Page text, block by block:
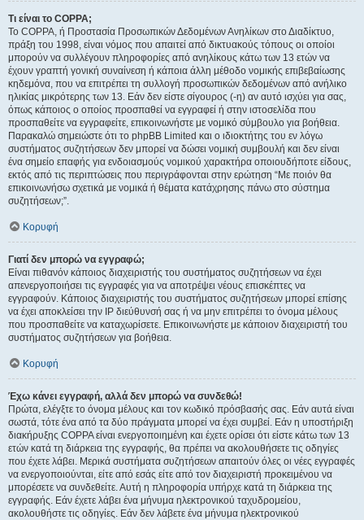
Τι είναι το COPPA;
Το COPPA, ή Προστασία Προσωπικών Δεδομένων Ανηλίκων στο Διαδίκτυο,
πράξη του 1998, είναι νόμος που απαιτεί από δικτυακούς τόπους οι οποίοι
μπορούν να συλλέγουν πληροφορίες από ανηλίκους κάτω των 13 ετών να
έχουν γραπτή γονική συναίνεση ή κάποια άλλη μέθοδο νομικής επιβεβαίωσης
κηδεμόνα, που να επιτρέπει τη συλλογή προσωπικών δεδομένων από ανήλικο
ηλικίας μικρότερης των 13. Εάν δεν είστε σίγουρος (-η) αν αυτό ισχύει για σας,
όπως κάποιος ο οποίος προσπαθεί να εγγραφεί ή στην ιστοσελίδα που
προσπαθείτε να εγγραφείτε, επικοινωνήστε με νομικό σύμβουλο για βοήθεια.
Παρακαλώ σημειώστε ότι το phpBB Limited και ο ιδιοκτήτης του εν λόγω
συστήματος συζητήσεων δεν μπορεί να δώσει νομική συμβουλή και δεν είναι
ένα σημείο επαφής για ενδοιασμούς νομικού χαρακτήρα οποιουδήποτε είδους,
εκτός από τις περιπτώσεις που περιγράφονται στην ερώτηση “Με ποιόν θα
επικοινωνήσω σχετικά με νομικά ή θέματα κατάχρησης πάνω στο σύστημα
συζητήσεων;”.
Κορυφή
Γιατί δεν μπορώ να εγγραφώ;
Είναι πιθανόν κάποιος διαχειριστής του συστήματος συζητήσεων να έχει
απενεργοποιήσει τις εγγραφές για να αποτρέψει νέους επισκέπτες να
εγγραφούν. Κάποιος διαχειριστής του συστήματος συζητήσεων μπορεί επίσης
να έχει αποκλείσει την IP διεύθυνσή σας ή να μην επιτρέπει το όνομα μέλους
που προσπαθείτε να καταχωρίσετε. Επικοινωνήστε με κάποιον διαχειριστή του
συστήματος συζητήσεων για βοήθεια.
Κορυφή
Έχω κάνει εγγραφή, αλλά δεν μπορώ να συνδεθώ!
Πρώτα, ελέγξτε το όνομα μέλους και τον κωδικό πρόσβασής σας. Εάν αυτά είναι
σωστά, τότε ένα από τα δύο πράγματα μπορεί να έχει συμβεί. Εάν η υποστήριξη
διακήρυξης COPPA είναι ενεργοποιημένη και έχετε ορίσει ότι είστε κάτω των 13
ετών κατά τη διάρκεια της εγγραφής, θα πρέπει να ακολουθήσετε τις οδηγίες
που έχετε λάβει. Μερικά συστήματα συζητήσεων απαιτούν όλες οι νέες εγγραφές
να ενεργοποιούνται, είτε από εσάς είτε από τον διαχειριστή προκειμένου να
μπορέσετε να συνδεθείτε. Αυτή η πληροφορία υπήρχε κατά τη διάρκεια της
εγγραφής. Εάν έχετε λάβει ένα μήνυμα ηλεκτρονικού ταχυδρομείου,
ακολουθήστε τις οδηγίες. Εάν δεν λάβετε ένα μήνυμα ηλεκτρονικού